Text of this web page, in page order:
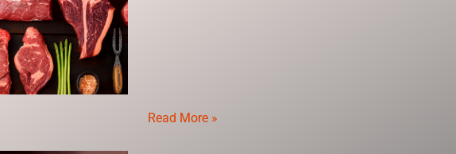
Read More »